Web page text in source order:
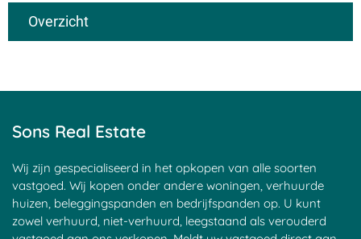
Overzicht
Bedrijfspand verkopen zonder
makelaar
Bedrijfspand verkopen Den Haag
Bedrijfspand verkopen dordrecht
Bedrijfspand verkopen leiden
Bedrijfspand verkopen rotterdam
Bedrijfspand verkopen utrecht
Executiewaarde bedrijfspand
Snel bedrijfspand verkopen
Taxatie bedrijfspand
Transfornmatie bedrijfspanden
naar woningen
Sons Real Estate
Wij zijn gespecialiseerd in het opkopen van alle soorten
vastgoed. Wij kopen onder andere woningen, verhuurde
huizen, beleggingspanden en bedrijfspanden op. U kunt
zowel verhuurd, niet-verhuurd, leegstaand als verouderd